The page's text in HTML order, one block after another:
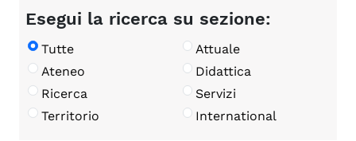
Esegui la ricerca su sezione:
Tutte
Attuale
Ateneo
Didattica
Ricerca
Servizi
Territorio
International